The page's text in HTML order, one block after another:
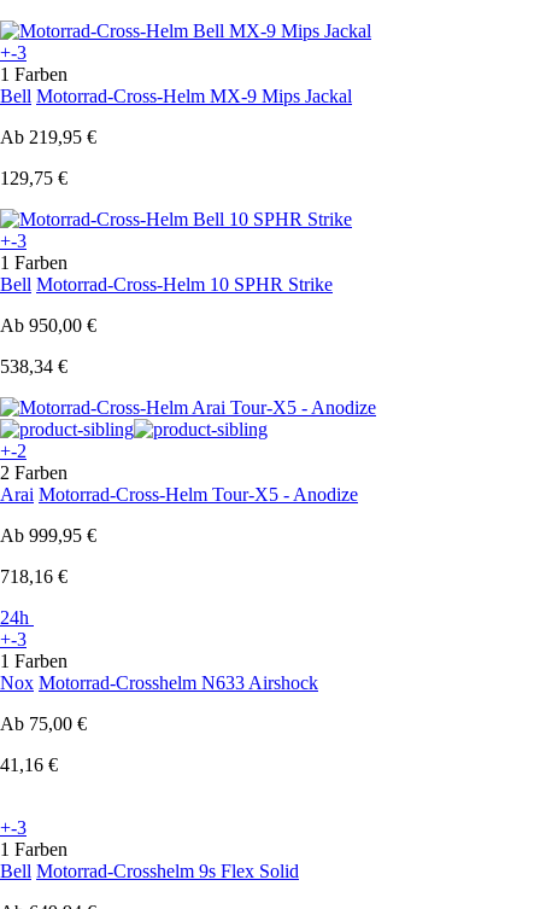
+-3
1 Farben
Bell Motorrad-Cross-Helm MX-9 Mips Jackal
Ab 219,95 €
129,75 €
+-3
1 Farben
Bell Motorrad-Cross-Helm 10 SPHR Strike
Ab 950,00 €
538,34 €
+-2
2 Farben
Arai Motorrad-Cross-Helm Tour-X5 - Anodize
Ab 999,95 €
718,16 €
24h
+-3
1 Farben
Nox Motorrad-Crosshelm N633 Airshock
Ab 75,00 €
41,16 €
+-3
1 Farben
Bell Motorrad-Crosshelm 9s Flex Solid